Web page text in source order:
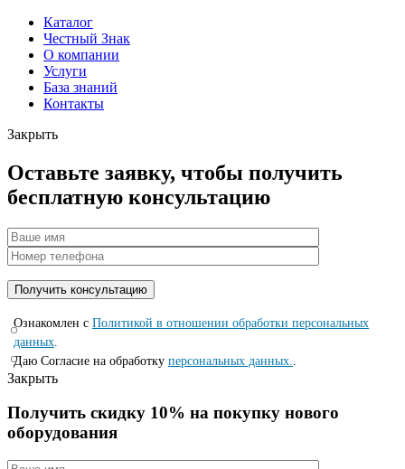
Каталог
Честный Знак
О компании
Услуги
База знаний
Контакты
Закрыть
Оставьте заявку, чтобы получить
бесплатную консультацию
Ознакомлен с Политикой в отношении обработки персональных
данных
Даю Согласие на обработку персональных данных.
Закрыть
Получить скидку 10% на покупку нового
оборудования